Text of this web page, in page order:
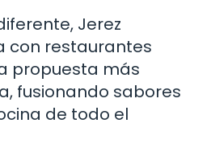
Jerez
con restaurantes
propuesta más
fusionando sabores
de todo el